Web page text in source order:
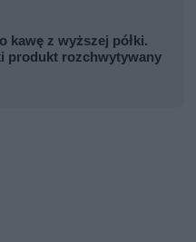
kawę z wyższej półki.
produkt rozchwytywany